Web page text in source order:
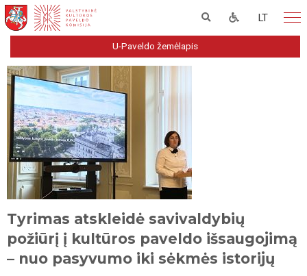
LT
U-Paveldo žemėlapis
Tyrimas atskleidė savivaldybių
požiūrį į kultūros paveldo išsaugojimą
– nuo pasyvumo iki sėkmės istorijų